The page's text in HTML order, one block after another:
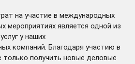
на участие в международных
мероприятиях является одной из
у наших
компаний. Благодаря участию в
только получить новые деловые